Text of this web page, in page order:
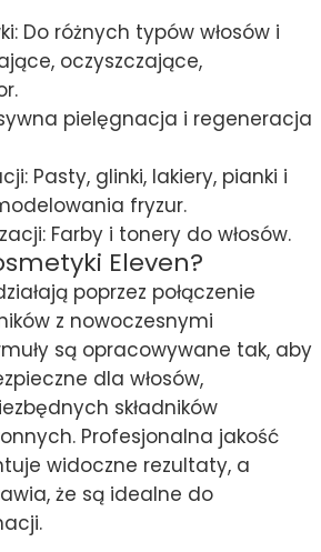
Do różnych typów włosów i
oczyszczające,
pielęgnacja i regeneracja
Pasty, glinki, lakiery, pianki i
fryzur.
Farby i tonery do włosów.
Eleven?
poprzez połączenie
z nowoczesnymi
są opracowywane tak, aby
dla włosów,
składników
Profesjonalna jakość
widoczne rezultaty, a
że są idealne do